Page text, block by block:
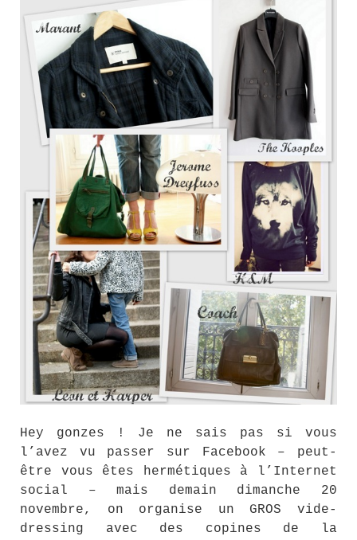
Hey gonzes ! Je ne sais pas si vous
l’avez vu passer sur Facebook – peut-
être vous êtes hermétiques à l’Internet
social – mais demain dimanche 20
novembre, on organise un GROS vide-
dressing avec des copines de la